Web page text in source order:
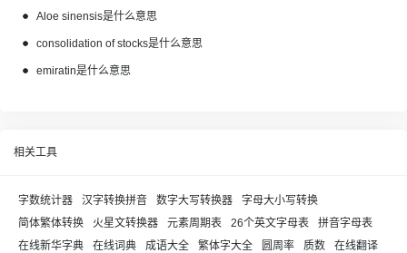
Aloe sinensis是什么意思
consolidation of stocks是什么意思
emiratin是什么意思
相关工具
字数统计器 汉字转换拼音 数字大写转换器
字母大小写转换
简体繁体转换
火星文转换器 元素周期表 26个英文字母表
拼音字母表
在线新华字典
在线词典 成语大全 繁体字大全 圆周率 质数
在线翻译